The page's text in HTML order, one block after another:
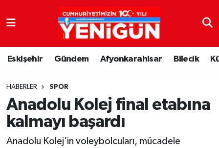
Eskişehir Gündem Afyonkarahisar Bilecik
HABERLER SPOR
Anadolu Kolej final etabına
kalmayı başardı
Anadolu Kolej’in voleybolcuları, mücadele
Nöbetçi Eczaneler
Hava Durumu
Trafik Durumu
Süper Lig Puan Durumu ve Fikstür
Tüm Manşetler